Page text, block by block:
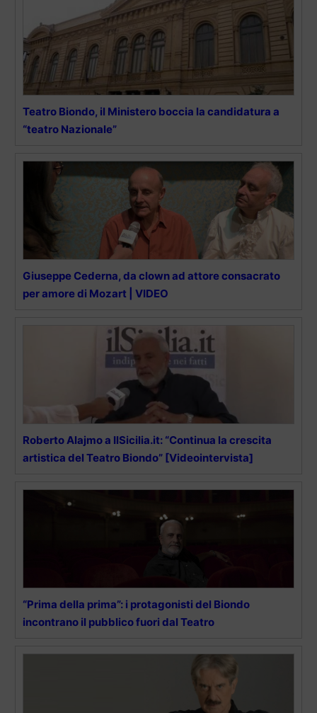
Teatro Biondo, il Ministero boccia la candidatura a
“teatro Nazionale”
Giuseppe Cederna, da clown ad attore consacrato
per amore di Mozart | VIDEO
Roberto Alajmo a IlSicilia.it: “Continua la crescita
artistica del Teatro Biondo” [Videointervista]
“Prima della prima”: i protagonisti del Biondo
incontrano il pubblico fuori dal Teatro